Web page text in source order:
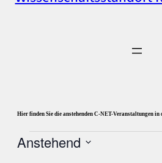
Hier finden Sie die anstehenden C-NET-Veranstaltungen
Anstehend